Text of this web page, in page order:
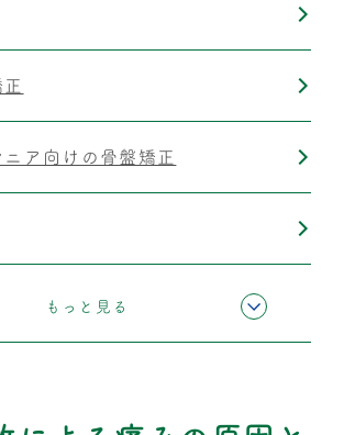
ア向けの骨盤矯正
もっと見る